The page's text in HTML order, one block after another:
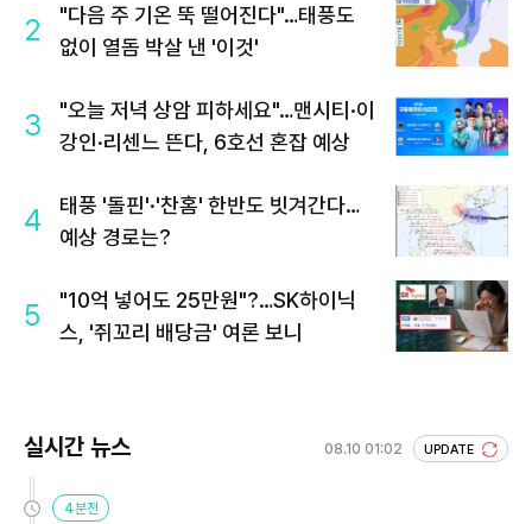
2
"다음 주 기온 뚝 떨어진다"…태풍도
없이 열돔 박살 낸 '이것'
3
"오늘 저녁 상암 피하세요"…맨시티·이
강인·리센느 뜬다, 6호선 혼잡 예상
4
태풍 '돌핀'·'찬홈' 한반도 빗겨간다…
예상 경로는?
5
"10억 넣어도 25만원"?…SK하이닉
스, '쥐꼬리 배당금' 여론 보니
실시간 뉴스 08.10 01:02 UPDATE
4분전